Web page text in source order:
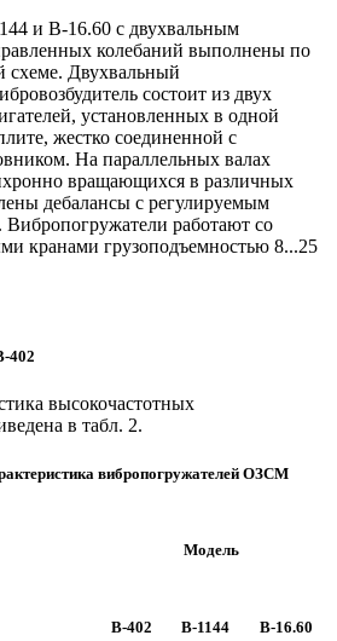
и В-16.60 с двухвальным
колебаний выполнены по
схеме. Двухвальный
состоит из двух
установленных в одной
жестко соединенной с
На параллельных валах
вращающихся в различных
дебалансы с регулируемым
работают со
кранами грузоподъемностью 8...25
402
высокочастотных
в табл. 2.
вибропогружателей ОЗСМ
Модель
В-402 В-1144 В-16.60